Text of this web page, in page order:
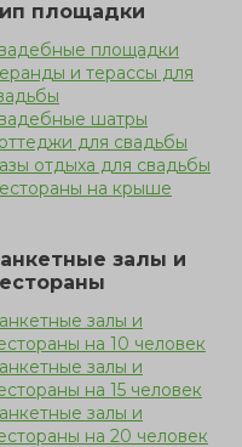
Пышное торжество
в отличие от
локация на
но следует
гостей может
вариант с
площадки
площадки
и терассы для
шатры
для свадьбы
отдыха для свадьбы
на крыше
залы и
залы и
на 10 человек
залы и
на 15 человек
залы и
на 20 человек